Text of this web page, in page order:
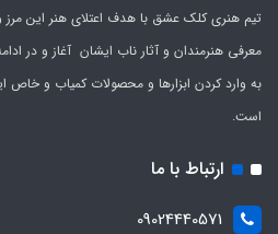
معرفی هنرمندان و آثار ناب ایشان آغاز و در
به وارد کردن ابزارها و محصولات کمیاب و خاص
است.
ارتباط با ما
09024440571